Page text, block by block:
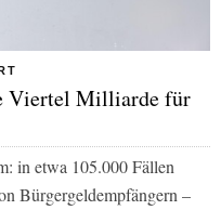
Viertel Milliarde für
in etwa 105.000 Fällen
Bürgergeldempfängern –